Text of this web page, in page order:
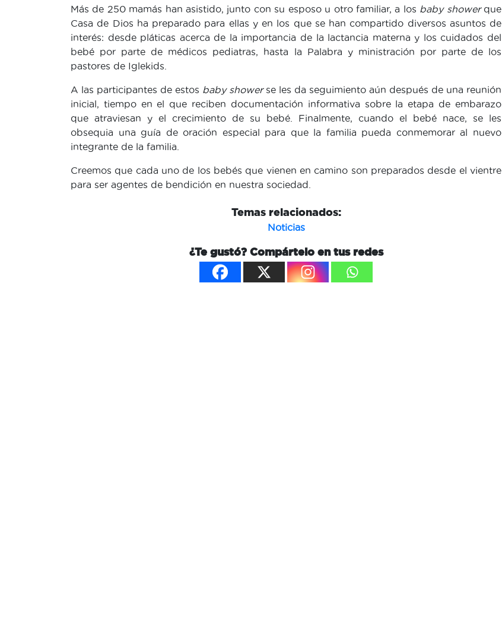
Más de 250 mamás han asistido, junto con su esposo u otro familiar, a los baby showerque
Casa de Dios ha preparado para ellas y en los que se han compartido diversos asuntos de
interés: desde pláticas acerca de la importancia de la lactancia materna y los cuidados del
bebé por parte de médicos pediatras, hasta la Palabra y ministración por parte de los
pastores de Iglekids.
A las participantes de estos baby showerse les da seguimiento aún después de una reunión
inicial, tiempo en el que reciben documentación informativa sobre la etapa de embarazo
que atraviesan y el crecimiento de su bebé. Finalmente, cuando el bebé nace, se les
obsequia una guía de oración especial para que la familia pueda conmemorar al nuevo
integrante de la familia.
Creemos que cada uno de los bebés que vienen en camino son preparados desde el vientre
para ser agentes de bendición en nuestra sociedad.
Temas relacionados:
Noticias
¿Te gustó? Compártelo en tus redes